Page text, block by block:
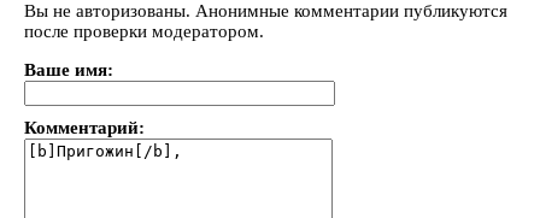
Вы не авторизованы. Анонимные комментарии публикуются
после проверки модератором.
Ваше имя:
Комментарий: